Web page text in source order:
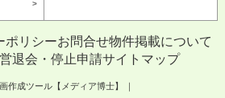
ポリシーお問合せ物件掲載について
退会・停止申請サイトマップ
作成ツール【メディア博士】